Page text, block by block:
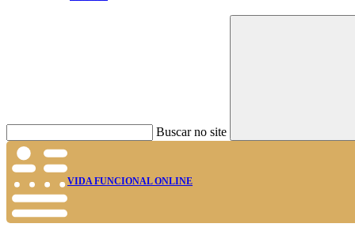
Buscar no site
VIDA FUNCIONAL ONLINE